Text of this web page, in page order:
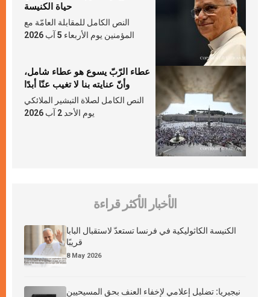
حياة الكنيسة
النص الكامل للمقابلة العامّة مع
المؤمنين يوم الأربعاء 5 آب 2026
عطاء الرّبّ يسوع هو عطاء شامل،
وأنّ عنايته بنا لا تغيب عنّا أبدًا
النص الكامل لصلاة التبشير الملائكي
يوم الأحد 2 آب 2026
الأخبار الأكثر قراءة
الكنيسة الكاثوليكية في فرنسا تستعدّ لاستقبال البابا
قريبًا
8 May 2026
نيجيريا: تضليل إعلامي لإخفاء العنف بحق المسيحيين